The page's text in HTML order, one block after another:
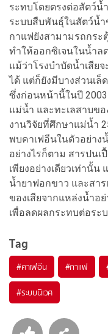
ระทบโดยตรงต่อสัตว์น้
ระบบสืบพันธุ์ในสัตว์น้
กาแฟยังสามามรถกระ
ทำให้ออกซิเจนในน้ำล
แม้ว่าโรงบำบัดน้ำเสีย
ได้ แต่ก็ยังมีบางส่วนเ
ซึ่งก่อนหน้านี้ในปี
แม่น้ำ และทะเลสาบข
งานวิจัยที่ศึกษาแม่น้ำ
พบคาเฟอีนในตัวอย่าง
อย่างไรก็ตาม สารปนเ
เพียงอย่างเดียวเท่านั้
น้ำยาฟอกขาว และสา
ของเสียจากแหล่งน้ำอ
เพื่อลดผลกระทบต่อระ
Tag
#คาเฟอีน #กาแฟ
#ระบบนิเวศ